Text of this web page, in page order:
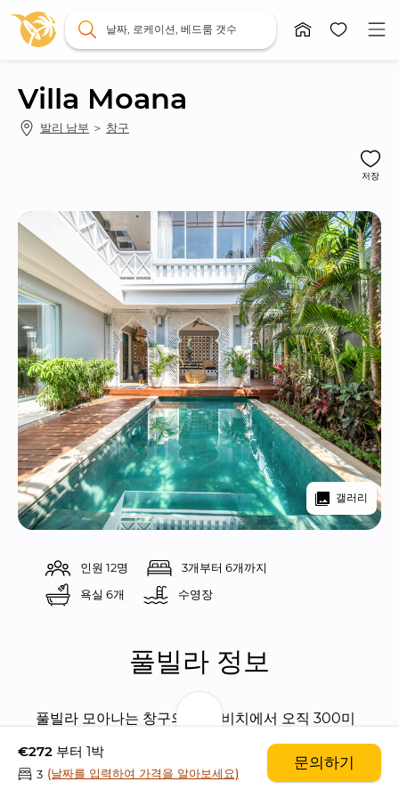
날짜, 로케이션, 베드룸 갯수
Villa Moana
발리 남부 ＞ 창구
저장
갤러리
인원 12명
3개부터 6개까지
욕실 6개
수영장
풀빌라 정보
풀빌라 모아나는 창구의 에코 비치에서 오직 300미
터 거리에 위치한 스타일리시한 6 베드룸 풀빌라입
니다.
€272 부터 1박
3 (날짜를 입력하여 가격을 알아보세요)
문의하기